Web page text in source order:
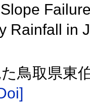
Rainfall in
鳥取県東